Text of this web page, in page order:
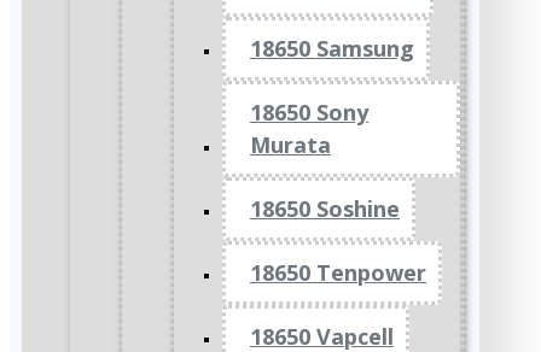
18650 Samsung
18650 Sony
Murata
18650 Soshine
18650 Tenpower
18650 Vapcell